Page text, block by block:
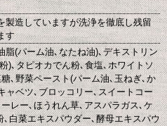
製造していますが洗浄を徹底し残留
す
脂(パーム油､なたね油)､デキストリン
)､タピオカでん粉､食塩､ホワイトソ
､野菜ペースト(パーム油､玉ねぎ､か
ャベツ､ブロッコリー､スイートコー
レー､ほうれん草､アスパラガス､ケ
､白菜エキスパウダー､酵母エキスパウ